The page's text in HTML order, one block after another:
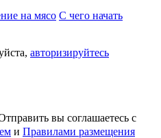
на мясо С чего начать
авторизируйтесь
вы соглашаетесь с
и Правилами размещения